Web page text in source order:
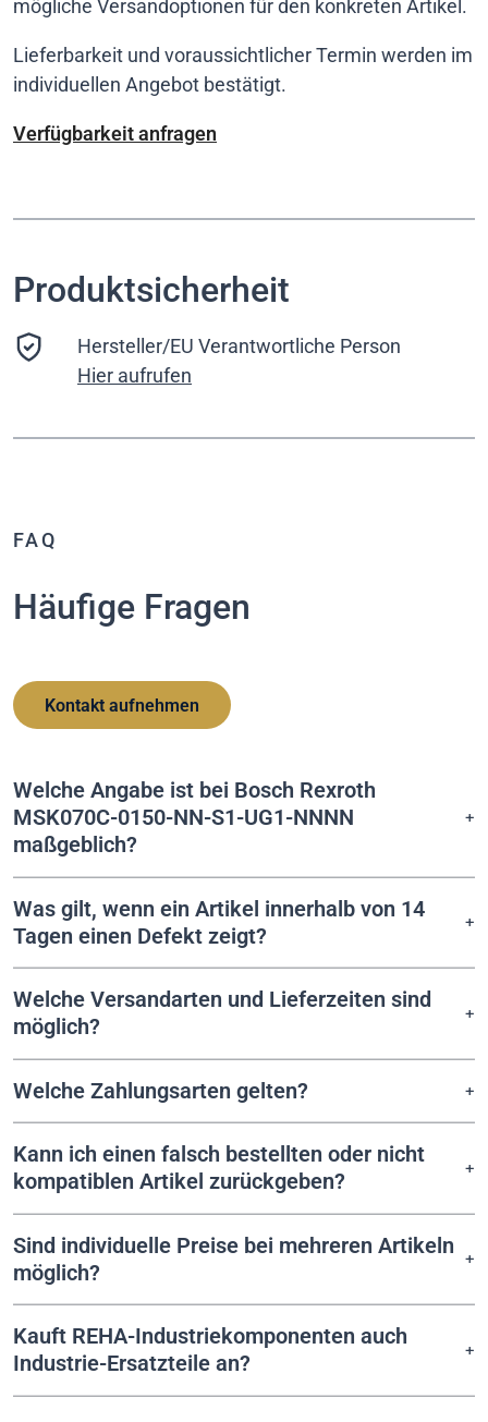
mögliche Versandoptionen für den konkreten Artikel.
Lieferbarkeit und voraussichtlicher Termin werden im
individuellen Angebot bestätigt.
Verfügbarkeit anfragen
Produktsicherheit
Hersteller/EU Verantwortliche Person
Hier aufrufen
FAQ
Häufige Fragen
Kontakt aufnehmen
Welche Angabe ist bei Bosch Rexroth
MSK070C-0150-NN-S1-UG1-NNNN
maßgeblich?
Was gilt, wenn ein Artikel innerhalb von 14
Tagen einen Defekt zeigt?
Welche Versandarten und Lieferzeiten sind
möglich?
Welche Zahlungsarten gelten?
Kann ich einen falsch bestellten oder nicht
kompatiblen Artikel zurückgeben?
Sind individuelle Preise bei mehreren Artikeln
möglich?
Kauft REHA-Industriekomponenten auch
Industrie-Ersatzteile an?